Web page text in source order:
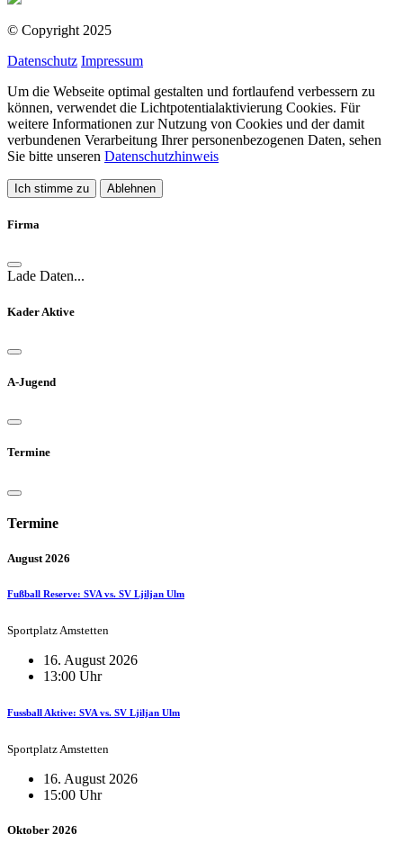
© Copyright 2025
Datenschutz Impressum
Um die Webseite optimal gestalten und fortlaufend verbessern zu
können, verwendet die Lichtpotentialaktivierung Cookies. Für
weitere Informationen zur Nutzung von Cookies und der damit
verbundenen Verarbeitung Ihrer personenbezogenen Daten, sehen
Sie bitte unseren Datenschutzhinweis
Ich stimme zu Ablehnen
Firma
Lade Daten...
Kader Aktive
A-Jugend
Termine
Termine
August 2026
Fußball Reserve: SVA vs. SV Ljiljan Ulm
Sportplatz Amstetten
16. August 2026
13:00 Uhr
Fussball Aktive: SVA vs. SV Ljiljan Ulm
Sportplatz Amstetten
16. August 2026
15:00 Uhr
Oktober 2026